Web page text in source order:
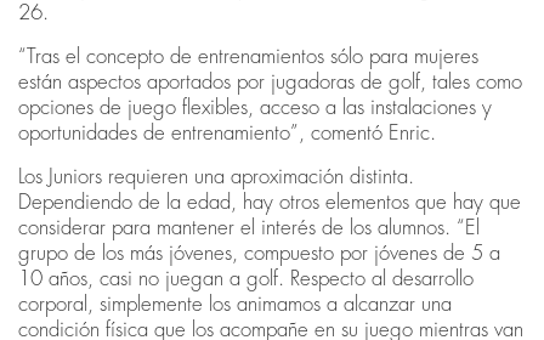
26.
“Tras el concepto de entrenamientos sólo para mujeres
están aspectos aportados por jugadoras de golf, tales como
opciones de juego flexibles, acceso a las instalaciones y
oportunidades de entrenamiento”, comentó Enric.
Los Juniors requieren una aproximación distinta.
Dependiendo de la edad, hay otros elementos que hay que
considerar para mantener el interés de los alumnos. “El
grupo de los más jóvenes, compuesto por jóvenes de 5 a
10 años, casi no juegan a golf. Respecto al desarrollo
corporal, simplemente los animamos a alcanzar una
condición física que los acompañe en su juego mientras van